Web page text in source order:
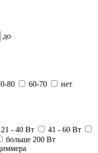
до
80 60-70
нет
21 - 40 Вт
41 - 60 Вт
больше 200 Вт